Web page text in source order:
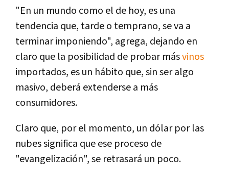
"En un mundo como el de hoy, es una
tendencia que, tarde o temprano, se va a
terminar imponiendo", agrega, dejando en
claro que la posibilidad de probar másvinos
importados, es un hábito que, sin ser algo
masivo, deberá extenderse a más
consumidores.
Claro que, por el momento, un dólar por las
nubes significa que ese proceso de
"evangelización", se retrasará un poco.